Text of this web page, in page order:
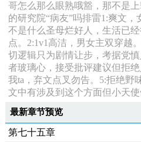
哥怎么那么眼熟哦豁，那不是
的研究院“病友”吗排雷1:爽文
不是什么圣母烂好人，生活已
点。2:1v1高洁，男女主双穿越
切逻辑只为剧情让步，考据党
者玻璃心，接受批评建议但拒
我ta，弃文点叉勿告。5:拒绝野
文中有涉及到这个方面但小天使
最新章节预览
第七十五章